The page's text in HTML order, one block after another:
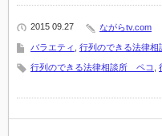
2015 09.27 ながらtv.com
バラエティ 行列のできる法律相
行列のできる法律相談所 ペコ